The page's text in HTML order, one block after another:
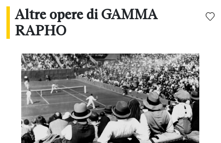
Altre opere di GAMMA
RAPHO